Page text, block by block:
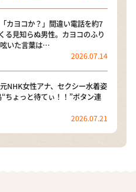
カヨコか？」間違い電話を約7
る見知らぬ男性。カヨコのふり
いた言葉は…
2026.07.14
NHK女性アナ、セクシー水着姿
ちょっと待てぃ！！”ボタン連
2026.07.21